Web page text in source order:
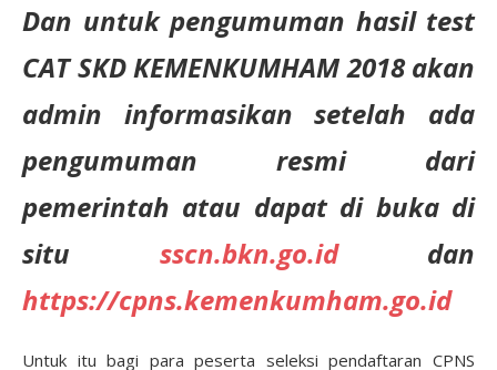
Dan untuk pengumuman hasil test
CAT SKD KEMENKUMHAM 2018 akan
admin informasikan setelah ada
pengumuman resmi dari
pemerintah atau dapat di buka di
situ sscn.bkn.go.iddan
https://cpns.kemenkumham.go.id
Untuk itu bagi para peserta seleksi pendaftaran CPNS